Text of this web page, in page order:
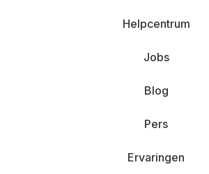
Helpcentrum
Jobs
Blog
Pers
Ervaringen